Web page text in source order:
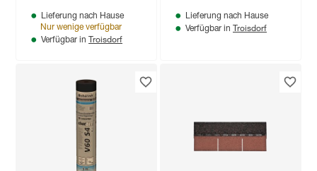
Lieferung nach Hause
Nur wenige verfügbar
Verfügbar in Troisdorf
Lieferung nach Hause
Verfügbar in Troisdorf